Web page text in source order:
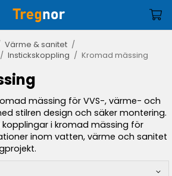
Värme & sanitet /
/ Instickskoppling / Kromad mässing
mässing för VVS-, värme- och
stilren design och säker montering.
i kromad mässing för
inom vatten, värme och sanitet